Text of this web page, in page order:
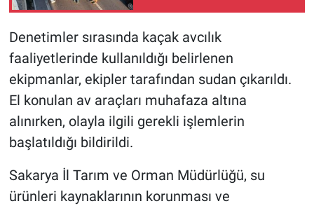
Denetimler sırasında kaçak avcılık
faaliyetlerinde kullanıldığı belirlenen
ekipmanlar, ekipler tarafından sudan çıkarıldı.
El konulan av araçları muhafaza altına
alınırken, olayla ilgili gerekli işlemlerin
başlatıldığı bildirildi.
Sakarya İl Tarım ve Orman Müdürlüğü, su
ürünleri kaynaklarının korunması ve